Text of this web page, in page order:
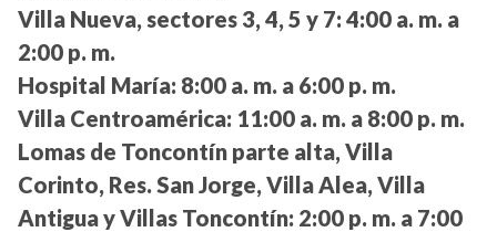
Villa Nueva, sectores 3, 4, 5 y 7: 4:00 a. m. a
2:00 p. m.
Hospital María: 8:00 a. m. a 6:00 p. m.
Villa Centroamérica: 11:00 a. m. a 8:00 p. m.
Lomas de Toncontín parte alta, Villa
Corinto, Res. San Jorge, Villa Alea, Villa
Antigua y Villas Toncontín: 2:00 p. m. a 7:00